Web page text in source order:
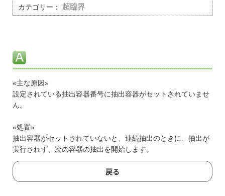
カテゴリー： 超臨界
«主な原因»
設定されている抽出容器番号に抽出容器がセットされていませ
ん。
«処置»
抽出容器がセットされていないと、連続抽出のときに、抽出が
実行されず、次の容器の抽出を開始します。
戻る